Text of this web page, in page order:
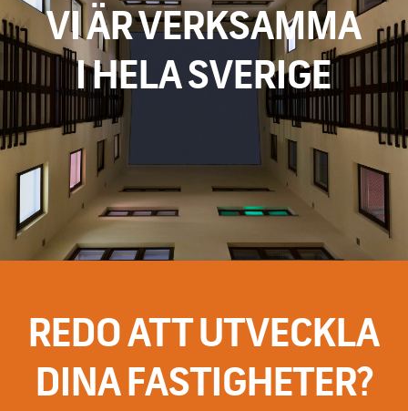
VI ÄR VERKSAMMA
I HELA SVERIGE
REDO ATT UTVECKLA
DINA FASTIGHETER?